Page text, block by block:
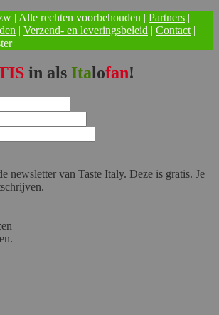
| Alle rechten voorbehouden | Partners |
| Verzend- en leveringsbeleid | Contact |
in als Italofan!
newsletter van Taste Italy. Deze is gratis. Je